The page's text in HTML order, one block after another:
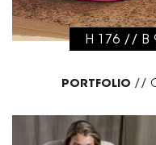
H 176 // B
PORTFOLIO //